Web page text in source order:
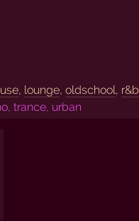
, lounge,oldschool, r&b
trance, urban